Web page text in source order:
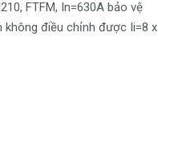
FTFM, In=630A bảo vệ
không điều chỉnh được Ii=8 x